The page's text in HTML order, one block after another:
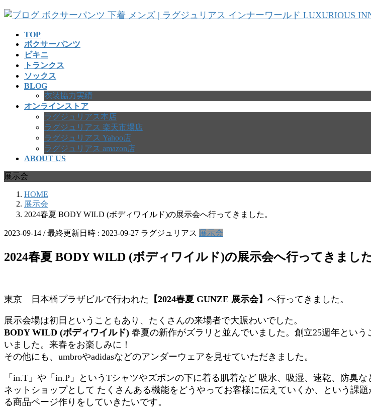
コ
ナ
TOP
ボクサーパンツ
ビキニ
トランクス
ソックス
BLOG
衣装協力実績
オンラインストア
ラグジュリアス本店
ラグジュリアス 楽天市場店
ラグジュリアス Yahoo店
ラグジュリアス amazon店
ABOUT US
展示会
HOME
展示会
2024春夏 BODY WILD (ボディワイルド)の展示会へ行ってきました。
2023-09-14 / 最終更新日時 : 2023-09-27 ラグジュリアス 展示会
2024春夏 BODY WILD (ボディワイルド)の展示会へ行ってきました
東京 日本橋プラザビルで行われた 【2024春夏 GUNZE 展示会】 へ行ってきました。
展示会場は初日ということもあり、たくさんの来場者で大賑わいでした。
BODY WILD (ボディワイルド) 春夏の新作がズラリと並んでいました。創立25週年とい
いました。来春をお楽しみに！
その他にも、umbroやadidasなどのアンダーウェアを見せていただきました。
「in.T」や「in.P」というTシャツやズボンの下に着る肌着など 吸水、吸湿、速乾、防臭
ネットショップとして たくさんある機能をどうやってお客様に伝えていくか、という課
る商品ページ作りをしていきたいです。